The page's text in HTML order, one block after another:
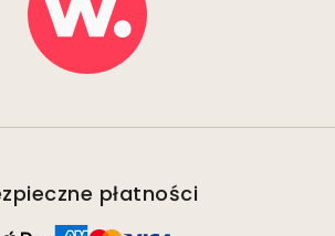
płatności